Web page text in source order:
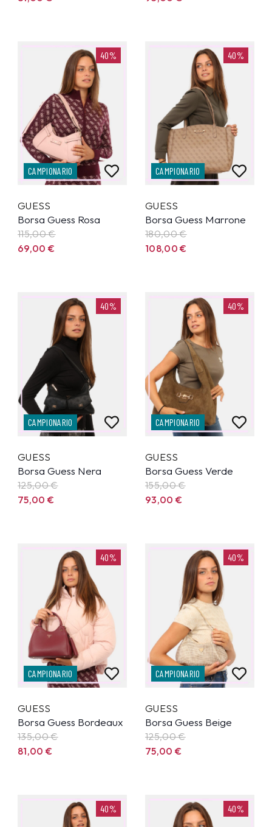
40%
CAMPIONARIO
GUESS
Borsa Guess Rosa
115,00€
69,00€
40%
CAMPIONARIO
GUESS
Borsa Guess Marrone
180,00€
108,00€
40%
CAMPIONARIO
GUESS
Borsa Guess Nera
125,00€
75,00€
40%
CAMPIONARIO
GUESS
Borsa Guess Verde
155,00€
93,00€
40%
CAMPIONARIO
GUESS
Borsa Guess Bordeaux
135,00€
81,00€
40%
CAMPIONARIO
GUESS
Borsa Guess Beige
125,00€
75,00€
40% 40%